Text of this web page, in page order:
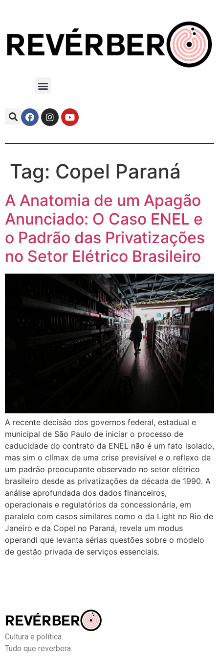
Tag: Copel Paraná
A Anatomia de um Apagão
Anunciado: O Caso ENEL e
o Padrão das Privatizações
no Setor Elétrico Brasileiro
A recente decisão dos governos federal, estadual e
municipal de São Paulo de iniciar o processo de
caducidade do contrato da ENEL não é um fato isolado,
mas sim o clímax de uma crise previsível e o reflexo de
um padrão preocupante observado no setor elétrico
brasileiro desde as privatizações da década de 1990. A
análise aprofundada dos dados financeiros,
operacionais e regulatórios da concessionária, em
paralelo com casos similares como o da Light no Rio de
Janeiro e da Copel no Paraná, revela um modus
operandi que levanta sérias questões sobre o modelo
de gestão privada de serviços essenciais.
Cultura e política.
Tudo que reverbera.